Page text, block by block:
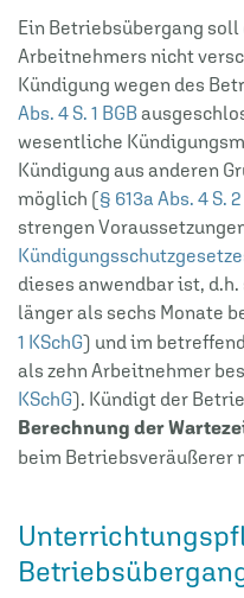
Ein Betriebsübergang
Arbeitnehmers nicht
Kündigung wegen des
Abs. 4 S. 1 BGB
wesentliche
Kündigung aus anderen
möglich (§ 613a Abs. 4 S.
strengen
dieses anwendbar ist,
länger als sechs Monate
1 KSchG) und im
als zehn Arbeitnehmer
KSchG). Kündigt der
Berechnung der
beim Betriebsveräußerer